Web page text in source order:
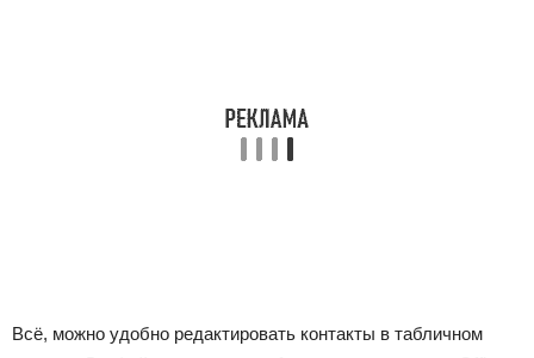
Всё, можно удобно редактировать контакты в табличном